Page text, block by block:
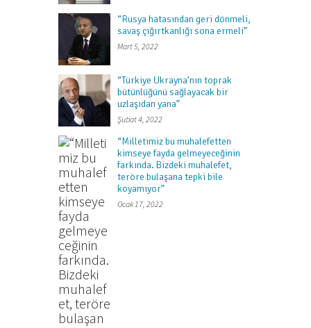
“Rusya hatasından geri dönmeli,
savaş çığırtkanlığı sona ermeli”
Mart 5, 2022
“Türkiye Ukrayna’nın toprak
bütünlüğünü sağlayacak bir
uzlaşıdan yana”
Şubat 4, 2022
“Milletimiz bu muhalefetten
kimseye fayda gelmeyeceğinin
farkında. Bizdeki muhalefet,
teröre bulaşana tepki bile
koyamıyor”
Ocak 17, 2022